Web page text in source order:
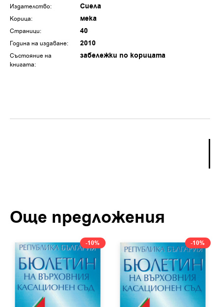
Издателство: Сиела
Корица: мека
Страници: 40
Година на издаване: 2010
Състояние на
книгата:
забележки по корицата
Още предложения
-10% -10%